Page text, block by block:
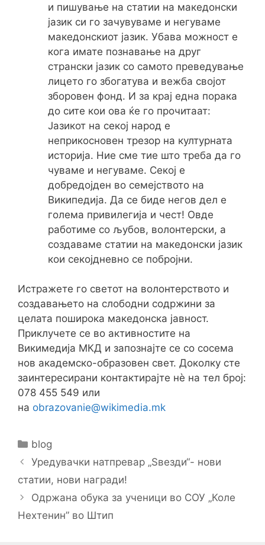
и пишување на статии на македонски
јазик си го зачувуваме и негуваме
македонскиот јазик. Убава можност е
кога имате познавање на друг
странски јазик со самото преведување
лицето го збогатува и вежба својот
зборовен фонд. И за крај една порака
до сите кои ова ќе го прочитаат:
Јазикот на секој народ е
неприкосновен трезор на културната
историја. Ние сме тие што треба да го
чуваме и негуваме. Секој е
добредојден во семејството на
Википедија. Да се биде негов дел е
голема привилегија и чест! Овде
работиме со љубов, волонтерски, а
создаваме статии на македонски јазик
кои секојдневно се побројни.
Истражете го светот на волонтерството и
создавањето на слободни содржини за
целата поширока македонска јавност.
Приклучете се во активностите на
Викимедија МКД и запознајте се со сосема
нов академско-образовен свет. Доколку сте
заинтересирани контактирајте нè на тел број:
078 455 549 или
на obrazovanie@wikimedia.mk
Categories
blog
Post
navigation
Уредувачки натпревар „Ѕвезди“- нови
статии, нови награди!
Одржана обука за ученици во СОУ „Коле
Нехтенин” во Штип